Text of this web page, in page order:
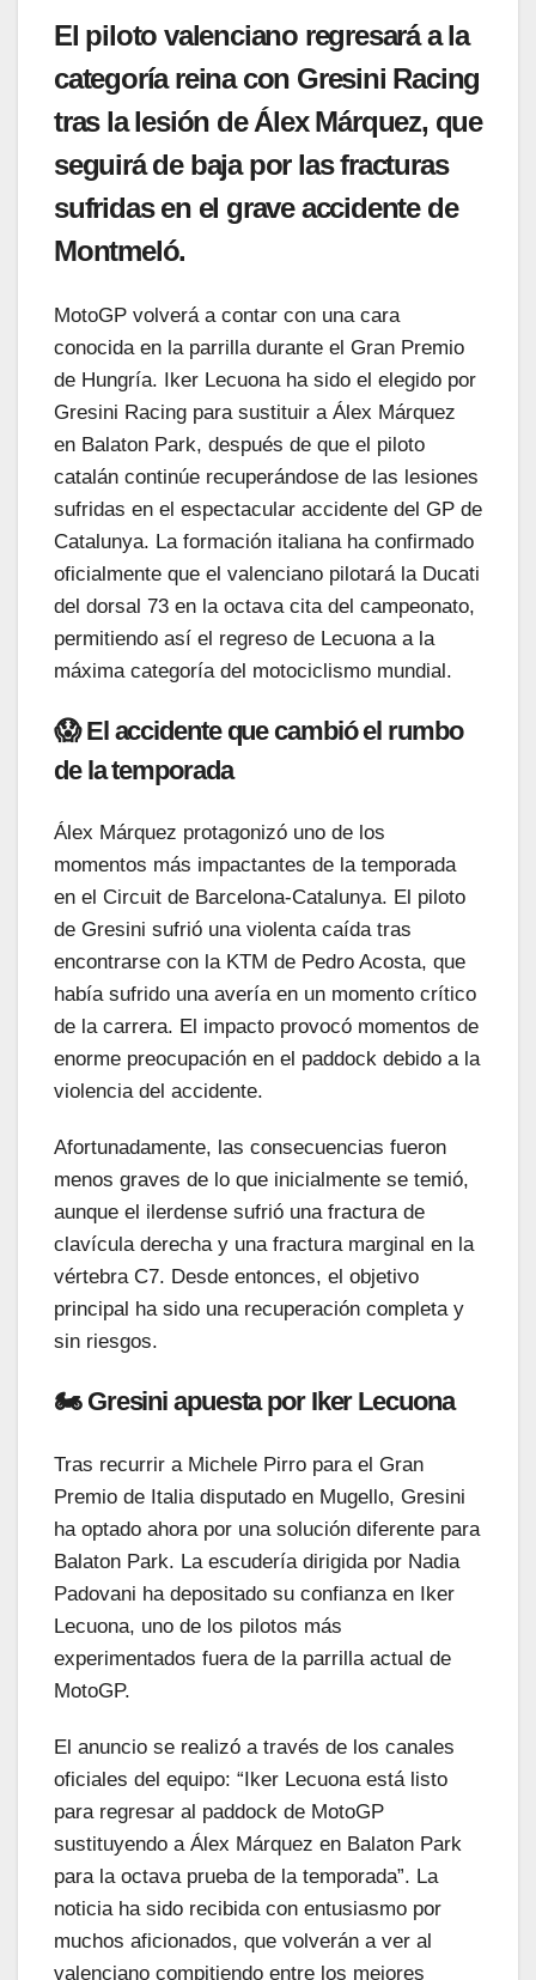
El piloto valenciano regresará a la
categoría reina con Gresini Racing
tras la lesión de Álex Márquez, que
seguirá de baja por las fracturas
sufridas en el grave accidente de
Montmeló.
MotoGP volverá a contar con una cara
conocida en la parrilla durante el Gran Premio
de Hungría. Iker Lecuona ha sido el elegido por
Gresini Racing para sustituir a Álex Márquez
en Balaton Park, después de que el piloto
catalán continúe recuperándose de las lesiones
sufridas en el espectacular accidente del GP de
Catalunya. La formación italiana ha confirmado
oficialmente que el valenciano pilotará la Ducati
del dorsal 73 en la octava cita del campeonato,
permitiendo así el regreso de Lecuona a la
máxima categoría del motociclismo mundial.
😱 El accidente que cambió el rumbo
de la temporada
Álex Márquez protagonizó uno de los
momentos más impactantes de la temporada
en el Circuit de Barcelona-Catalunya. El piloto
de Gresini sufrió una violenta caída tras
encontrarse con la KTM de Pedro Acosta, que
había sufrido una avería en un momento crítico
de la carrera. El impacto provocó momentos de
enorme preocupación en el paddock debido a la
violencia del accidente.
Afortunadamente, las consecuencias fueron
menos graves de lo que inicialmente se temió,
aunque el ilerdense sufrió una fractura de
clavícula derecha y una fractura marginal en la
vértebra C7. Desde entonces, el objetivo
principal ha sido una recuperación completa y
sin riesgos.
🏍️ Gresini apuesta por Iker Lecuona
Tras recurrir a Michele Pirro para el Gran
Premio de Italia disputado en Mugello, Gresini
ha optado ahora por una solución diferente para
Balaton Park. La escudería dirigida por Nadia
Padovani ha depositado su confianza en Iker
Lecuona, uno de los pilotos más
experimentados fuera de la parrilla actual de
MotoGP.
El anuncio se realizó a través de los canales
oficiales del equipo: “Iker Lecuona está listo
para regresar al paddock de MotoGP
sustituyendo a Álex Márquez en Balaton Park
para la octava prueba de la temporada”. La
noticia ha sido recibida con entusiasmo por
muchos aficionados, que volverán a ver al
valenciano compitiendo entre los mejores